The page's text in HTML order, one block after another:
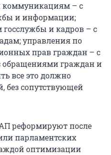
коммуникациям – с
и информации;
и кадров – с
управления по
прав граждан – с
обращениями граждан и
все это должно
без сопутствующей
реформируют после
парламентских
оптимизации